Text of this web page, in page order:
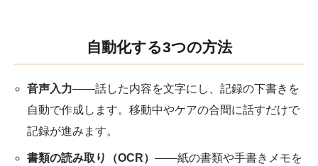
自動化する3つの方法
音声入力――話した内容を文字にし、記録の下書きを
自動で作成します。移動中やケアの合間に話すだけで
記録が進みます。
書類の読み取り（OCR）――紙の書類や手書きメモを